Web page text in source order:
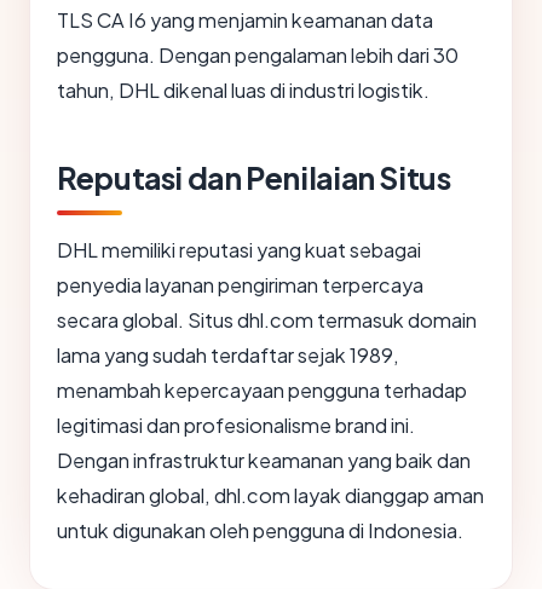
TLS CA I6 yang menjamin keamanan data
pengguna. Dengan pengalaman lebih dari 30
tahun, DHL dikenal luas di industri logistik.
Reputasi dan Penilaian Situs
DHL memiliki reputasi yang kuat sebagai
penyedia layanan pengiriman terpercaya
secara global. Situs dhl.com termasuk domain
lama yang sudah terdaftar sejak 1989,
menambah kepercayaan pengguna terhadap
legitimasi dan profesionalisme brand ini.
Dengan infrastruktur keamanan yang baik dan
kehadiran global, dhl.com layak dianggap aman
untuk digunakan oleh pengguna di Indonesia.